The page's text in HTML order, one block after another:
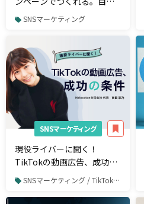
アカウントを盛況にする
SNSマーケティング
SNSマーケティング
現役ライバーに聞く！
TikTokの動画広告、成功の
条件SNSマーケティング / TikTok / TikTok広告